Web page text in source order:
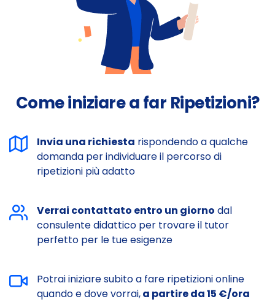
Come iniziare a far Ripetizioni?
Invia una richiesta rispondendo a qualche
domanda per individuare il percorso di
ripetizioni più adatto
Verrai contattato entro un giorno dal
consulente didattico per trovare il tutor
perfetto per le tue esigenze
Potrai iniziare subito a fare ripetizioni online
quando e dove vorrai,a partire da 15 €/ora